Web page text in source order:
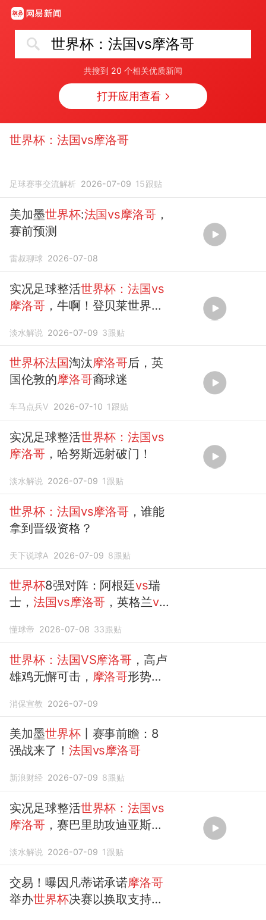
世界杯：法国vs摩洛哥
共搜到 20 个相关优质新闻
打开应用查看
世界杯：法国vs摩洛哥
足球赛事交流解析 2026-07-09 15跟贴
美加墨世界杯:法国vs摩洛哥，
赛前预测
雷叔聊球 2026-07-08
实况足球整活世界杯：法国vs
摩洛哥 ，牛啊！登贝莱世界波
淡水解说 2026-07-09 3跟贴
世界杯法国淘汰摩洛哥后，英
国伦敦的摩洛哥裔球迷
车马点兵V 2026-07-10 1 跟贴
实况足球整活世界杯：法国vs
摩洛哥 ，哈努斯远射破门！
淡水解说 2026-07-09 1 跟贴
世界杯：法国vs摩洛哥 ，谁能
拿到晋级资格？
天下说球A 2026-07-09 8跟贴
世界杯8强对阵：阿根廷vs瑞
士，法国vs摩洛哥 ，英格兰vs
懂球帝 2026-07-08 33跟贴
世界杯：法国VS摩洛哥 ，高卢
雄鸡无懈可击， 摩洛哥形势严
消保宣教 2026-07-09
美加墨世界杯丨赛事前瞻：8
强战来了！ 法国vs摩洛哥
新浪财经 2026-07-09 8跟贴
实况足球整活世界杯：法国vs
摩洛哥 ，赛巴里助攻迪亚斯破
淡水解说 2026-07-09 1 跟贴
交易！曝因凡蒂诺承诺摩洛哥
举办世界杯决赛以换取支持